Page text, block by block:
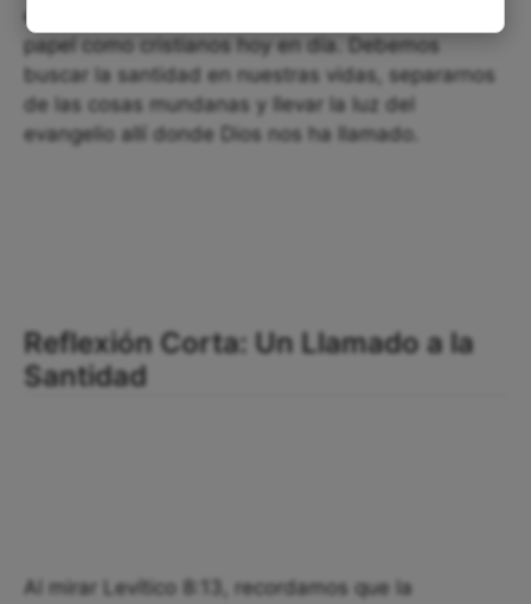
enseña una lección importante sobre nuestro
papel como cristianos hoy en día. Debemos
buscar la santidad en nuestras vidas, separarnos
de las cosas mundanas y llevar la luz del
evangelio allí donde Dios nos ha llamado.
Reflexión Corta: Un Llamado a la
Santidad
Al mirar Levítico 8:13, recordamos que la